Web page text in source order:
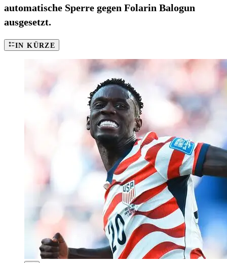
automatische Sperre gegen Folarin Balogun
ausgesetzt.
IN KÜRZE